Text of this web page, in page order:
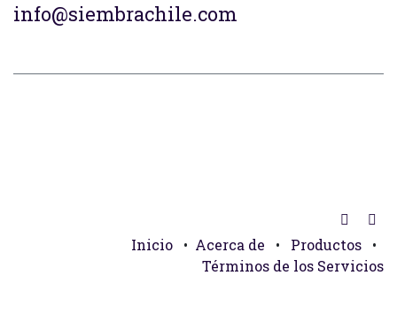
info@siembrachile.com
Inicio • Acerca de • Productos
•
Términos de los Servicios